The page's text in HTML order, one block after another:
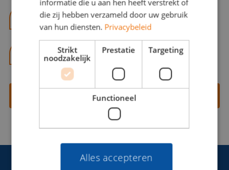
benno@viajou.nl
06 13 28 62 71
Contact opnemen
informatie die u aan hen heeft verstrekt of
die zij hebben verzameld door uw gebruik
van hun diensten. Privacybeleid
Strikt
noodzakelijk
Prestatie Targeting
Functioneel
Alles accepteren